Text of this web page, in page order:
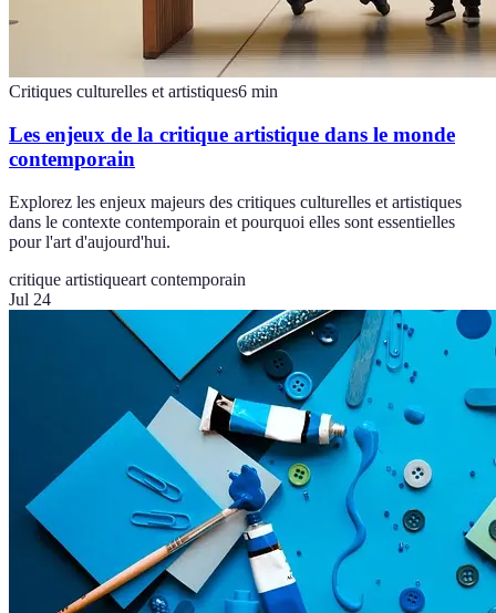
Critiques culturelles et artistiques6 min
Les enjeux de la critique artistique dans le monde
contemporain
Explorez les enjeux majeurs des critiques culturelles et artistiques
dans le contexte contemporain et pourquoi elles sont essentielles
pour l'art d'aujourd'hui.
critique artistiqueart contemporain
Jul 24